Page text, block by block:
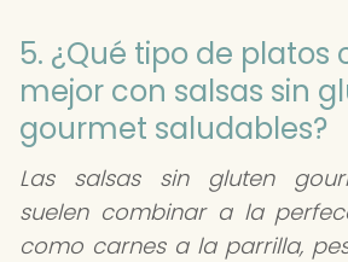
5. ¿Qué tipo de platos
mejor con salsas sin
gourmet saludables?
Las salsas sin gluten
suelen combinar a la
como carnes a la parrilla,